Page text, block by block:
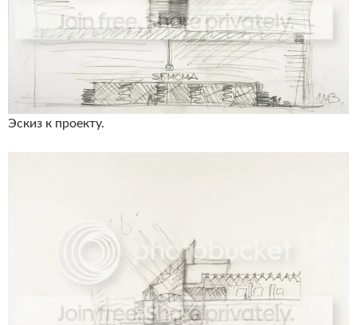
Эскиз к проекту.